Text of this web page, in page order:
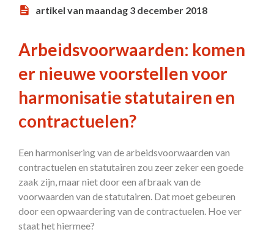
artikel van maandag 3 december 2018
Arbeidsvoorwaarden: komen
er nieuwe voorstellen voor
harmonisatie statutairen en
contractuelen?
Een harmonisering van de arbeidsvoorwaarden van
contractuelen en statutairen zou zeer zeker een goede
zaak zijn, maar niet door een afbraak van de
voorwaarden van de statutairen. Dat moet gebeuren
door een opwaardering van de contractuelen. Hoe ver
staat het hiermee?